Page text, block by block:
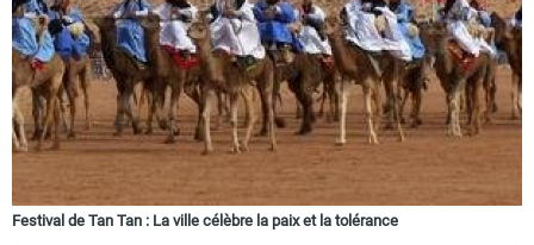
Festival de Tan Tan : La ville célèbre la paix et la tolérance